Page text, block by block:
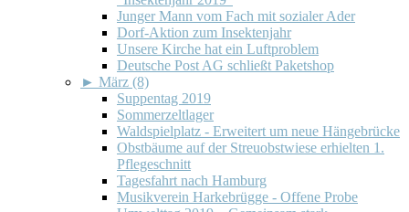
Junger Mann vom Fach mit sozialer Ader
Dorf-Aktion zum Insektenjahr
Unsere Kirche hat ein Luftproblem
Deutsche Post AG schließt Paketshop
► März (8)
Suppentag 2019
Sommerzeltlager
Waldspielplatz - Erweitert um neue Hängebrücke
Obstbäume auf der Streuobstwiese erhielten 1.
Pflegeschnitt
Tagesfahrt nach Hamburg
Musikverein Harkebrügge - Offene Probe